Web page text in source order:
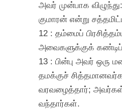
அவர் முன்பாக
குமாரன் என்று
12 : தம்மைப்
அவைகளுக்குக்
13 : பின்பு அவர் ஒரு
தமக்குச்
வரவழைத்தார்; அவர்கள்
வந்தார்கள்.